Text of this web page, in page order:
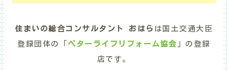
住まいの総合コンサルタント おはら は国土交通大臣
登録団体の「 ベターライフリフォーム協会
」の登録
店です。